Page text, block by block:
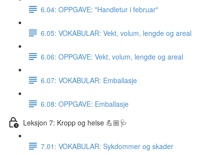
6.04: OPPGAVE: "Handletur i februar"
6.05: VOKABULAR: Vekt, volum, lengde og areal
6.06: OPPGAVE: Vekt, volum, lengde og areal
6.07: VOKABULAR: Emballasje
6.08: OPPGAVE: Emballasje
Leksjon 7: Kropp og helse 💪🏼🩺
7.01: VOKABULAR: Sykdommer og skader